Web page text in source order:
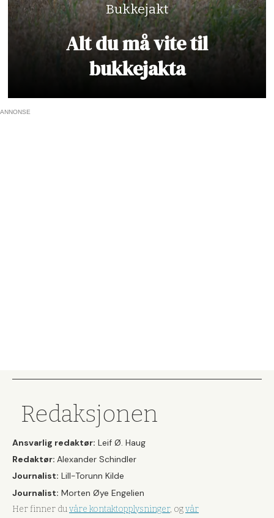
Bukkejakt
Alt du må vite til
bukkejakta
ANNONSE
Redaksjonen
Ansvarlig redaktør: Leif Ø. Haug
Redaktør: Alexander Schindler
Journalist: Lill-Torunn Kilde
Journalist: Morten Øye Engelien
Her finner duvåre kontaktopplysninger, ogvår